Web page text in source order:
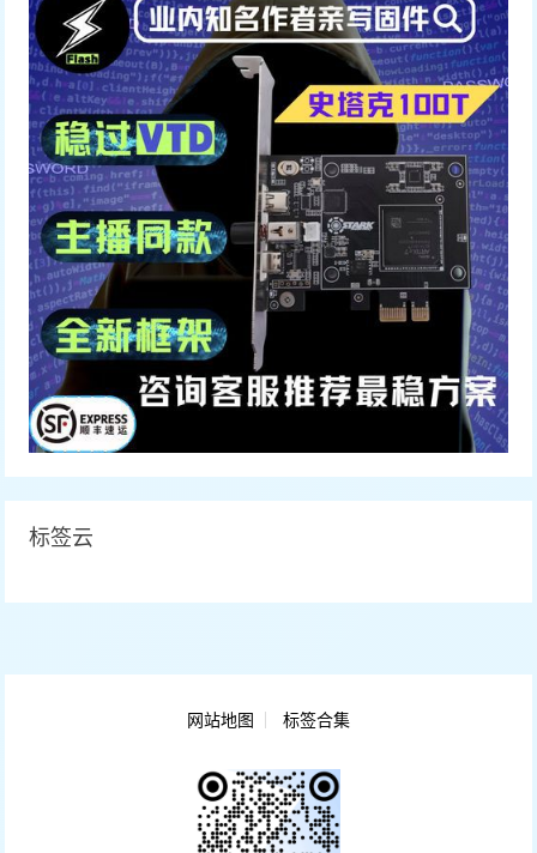
标签云
网站地图 标签合集